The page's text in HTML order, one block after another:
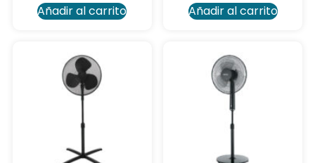
Añadir al carrito
Añadir al carrito